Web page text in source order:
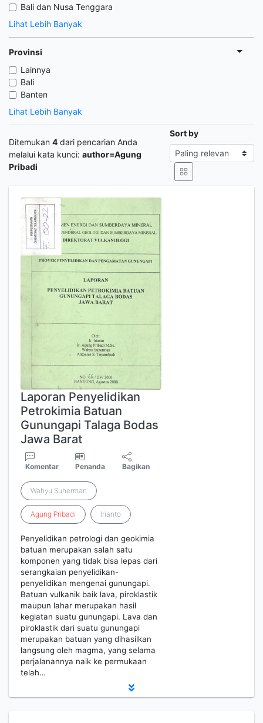
Bali dan Nusa Tenggara
Lihat Lebih Banyak
Provinsi
Lainnya
Bali
Banten
Lihat Lebih Banyak
Ditemukan 4 dari pencarian Anda
melalui kata kunci: author=Agung
Pribadi
Sort by
Laporan Penyelidikan
Petrokimia Batuan
Gunungapi Talaga Bodas
Jawa Barat
Komentar Penanda Bagikan
Wahyu Suherman
Agung Pribadi Irianto
Penyelidikan petrologi dan geokimia
batuan merupakan salah satu
komponen yang tidak bisa lepas dari
serangkaian penyelidikan-
penyelidikan mengenai gunungapi.
Batuan vulkanik baik lava, piroklastik
maupun lahar merupakan hasil
kegiatan suatu gunungapi. Lava dan
piroklastik dari suatu gunungapi
merupakan batuan yang dihasilkan
langsung oleh magma, yang selama
perjalanannya naik ke permukaan
telah…